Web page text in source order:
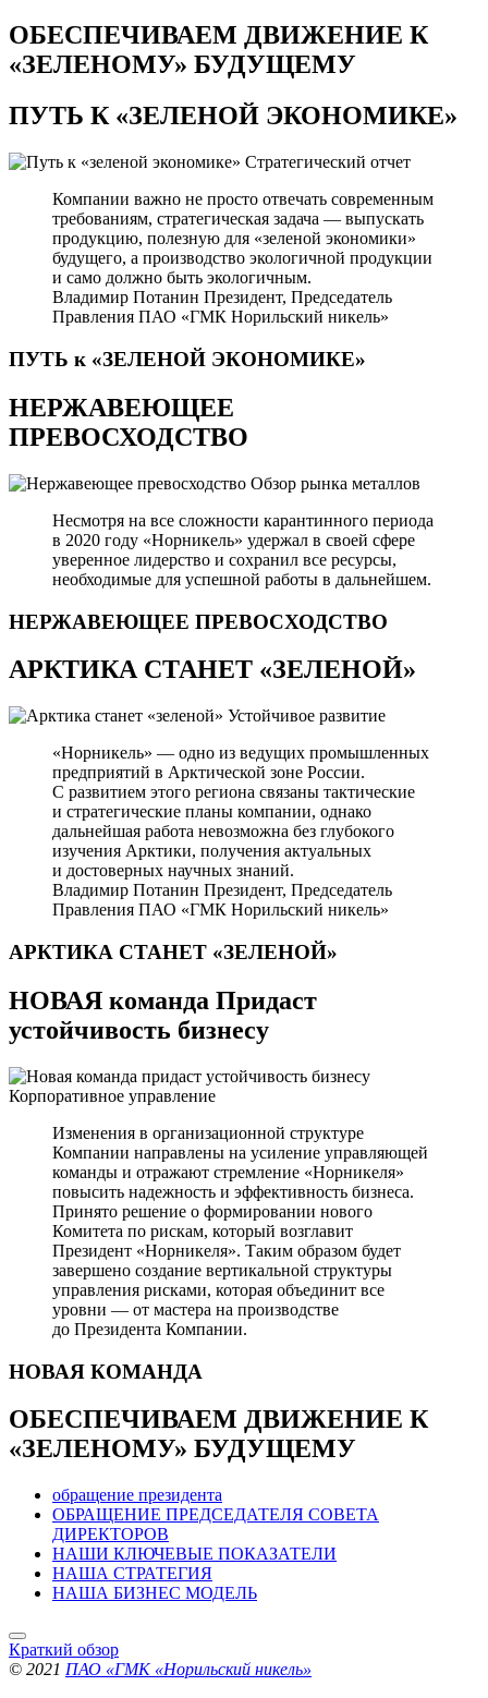
ОБЕСПЕЧИВАЕМ ДВИЖЕНИЕ К
«ЗЕЛЕНОМУ» БУДУЩЕМУ
ПУТЬ К«ЗЕЛЕНОЙ ЭКОНОМИКЕ»
Стратегический отчет
Компании важно не просто отвечать современным
требованиям, стратегическая задача — выпускать
продукцию, полезную для «зеленой экономики»
будущего, а производство экологичной продукции
и само должно быть экологичным.
Владимир Потанин Президент, Председатель
Правления ПАО «ГМК Норильский никель»
ПУТЬ к «ЗЕЛЕНОЙ ЭКОНОМИКЕ»
НЕРЖАВЕЮЩЕЕ
ПРЕВОСХОДСТВО
Обзор рынка металлов
Несмотря на все сложности карантинного периода
в 2020 году «Норникель» удержал в своей сфере
уверенное лидерство и сохранил все ресурсы,
необходимые для успешной работы в дальнейшем.
НЕРЖАВЕЮЩЕЕ ПРЕВОСХОДСТВО
АРКТИКА СТАНЕТ «ЗЕЛЕНОЙ»
Устойчивое развитие
«Норникель» — одно из ведущих промышленных
предприятий в Арктической зоне России.
С развитием этого региона связаны тактические
и стратегические планы компании, однако
дальнейшая работа невозможна без глубокого
изучения Арктики, получения актуальных
и достоверных научных знаний.
Владимир Потанин Президент, Председатель
Правления ПАО «ГМК Норильский никель»
АРКТИКА СТАНЕТ «ЗЕЛЕНОЙ»
НОВАЯ команда Придаст
устойчивость бизнесу
Корпоративное управление
Изменения в организационной структуре
Компании направлены на усиление управляющей
команды и отражают стремление «Норникеля»
повысить надежность и эффективность бизнеса.
Принято решение о формировании нового
Комитета по рискам, который возглавит
Президент «Норникеля». Таким образом будет
завершено создание вертикальной структуры
управления рисками, которая объединит все
уровни — от мастера на производстве
до Президента Компании.
НОВАЯ КОМАНДА
ОБЕСПЕЧИВАЕМ ДВИЖЕНИЕ К
«ЗЕЛЕНОМУ» БУДУЩЕМУ
обращение президента
ОБРАЩЕНИЕ ПРЕДСЕДАТЕЛЯ СОВЕТА
ДИРЕКТОРОВ
НАШИ КЛЮЧЕВЫЕ ПОКАЗАТЕЛИ
НАША СТРАТЕГИЯ
НАША БИЗНЕС МОДЕЛЬ
Краткий обзор
© 2021 ПАО «ГМК «Норильский никель»